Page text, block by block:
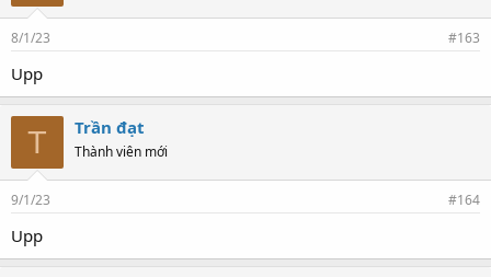
8/1/23 #163
Upp
T Trần đạt
Thành viên mới
9/1/23 #164
Upp